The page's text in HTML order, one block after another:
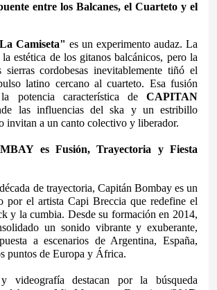
entre los Balcanes, el Cuarteto y el
Camiseta" es un experimento audaz. La
estética de los gitanos balcánicos, pero la
sierras cordobesas inevitablemente tiñó el
latino cercano al cuarteto. Esa fusión
potencia característica de CAPITAN
las influencias del ska y un estribillo
invitan a un canto colectivo y liberador.
es Fusión, Trayectoria y Fiesta
de trayectoria, Capitán Bombay es un
por el artista Capi Breccia que redefine el
y la cumbia. Desde su formación en 2014,
un sonido vibrante y exuberante,
a escenarios de Argentina, España,
puntos de Europa y África.
videografía destacan por la búsqueda